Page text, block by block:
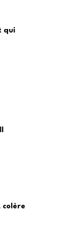
qui
colère